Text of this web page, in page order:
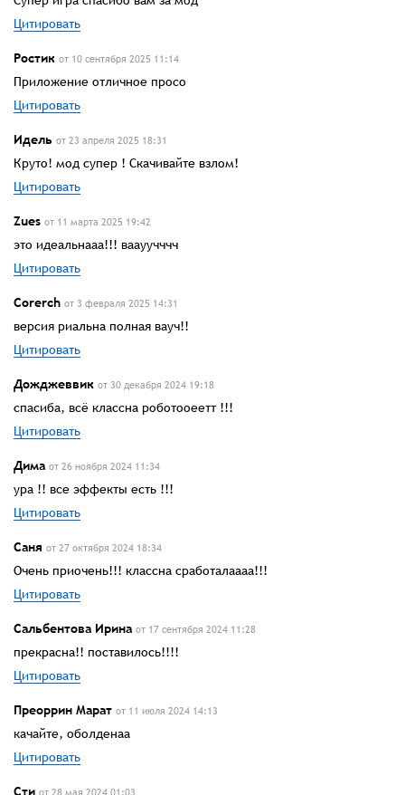
Цитировать
Ростик от 10 сентября 2025 11:14
Приложение отличное просо
Цитировать
Идель от 23 апреля 2025 18:31
Круто! мод супер ! Скачивайте взлом!
Цитировать
Zues от 11 марта 2025 19:42
это идеальнааа!!! ваауучччч
Цитировать
Corerch от 3 февраля 2025 14:31
версия риальна полная вауч!!
Цитировать
Дожджеввик от 30 декабря 2024 19:18
спасиба, всё классна роботооеетт !!!
Цитировать
Дима от 26 ноября 2024 11:34
ура !! все эффекты есть !!!
Цитировать
Саня от 27 октября 2024 18:34
Очень приочень!!! классна сработалаааа!!!
Цитировать
Сальбентова Ирина от 17 сентября 2024 11:28
прекрасна!! поставилось!!!!
Цитировать
Преоррин Марат от 11 июля 2024 14:13
качайте, оболденаа
Цитировать
Сти от 28 мая 2024 01:03